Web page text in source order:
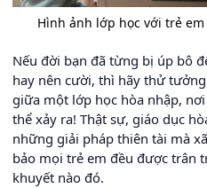
Hình ảnh lớp học với trẻ
Nếu đời bạn đã từng bị úp bô
hay nên cười, thì hãy thử
giữa một lớp học hòa nhập,
thể xảy ra! Thật sự, giáo dục
những giải pháp thiên tài mà
bảo mọi trẻ em đều được trân
khuyết nào đó.